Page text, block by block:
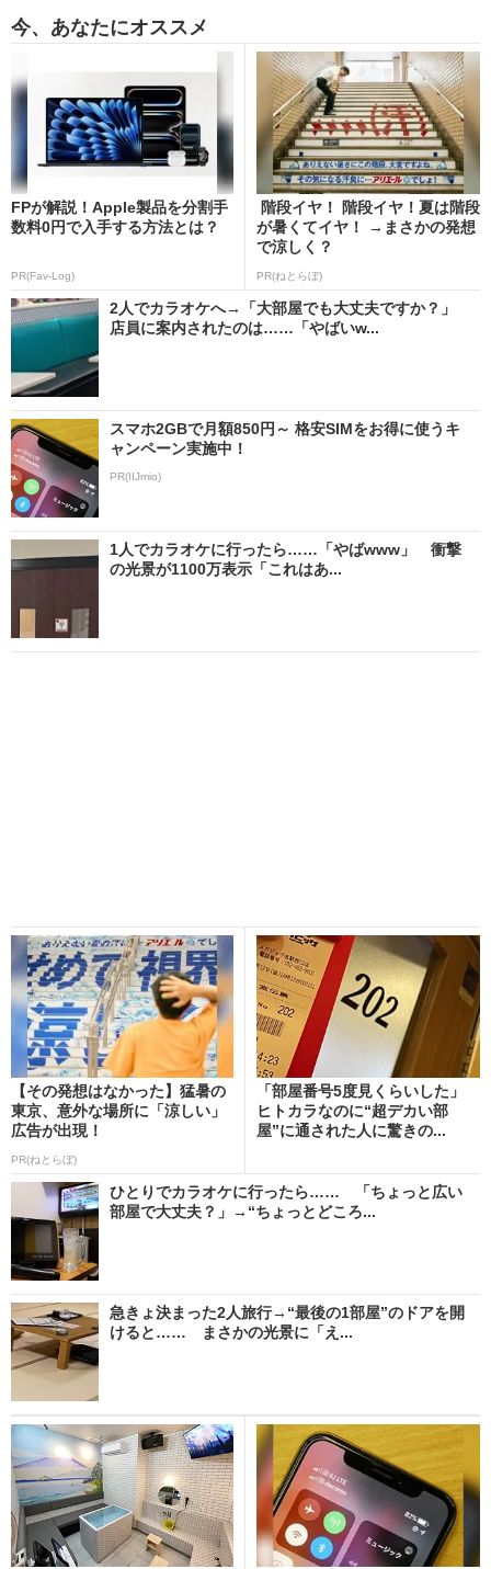
今、あなたにオススメ
FPが解説！Apple製品を分割手
数料0円で入手する方法とは？
PR(Fav-Log)
階段イヤ！ 階段イヤ！夏は階段
が暑くてイヤ！ →まさかの発想
で涼しく？
PR(ねとらぼ)
2人でカラオケへ→「大部屋でも大丈夫ですか？」
店員に案内されたのは……「やばいw...
スマホ2GBで月額850円～ 格安SIMをお得に使うキ
ャンペーン実施中！
PR(IIJmio)
1人でカラオケに行ったら……「やばwww」 衝撃
の光景が1100万表示「これはあ...
【その発想はなかった】猛暑の
東京、意外な場所に「涼しい」
広告が出現！
PR(ねとらぼ)
「部屋番号5度見くらいした」
ヒトカラなのに“超デカい部
屋”に通された人に驚きの...
ひとりでカラオケに行ったら…… 「ちょっと広い
部屋で大丈夫？」→“ちょっとどころ...
急きょ決まった2人旅行→“最後の1部屋”のドアを開
けると…… まさかの光景に「え...